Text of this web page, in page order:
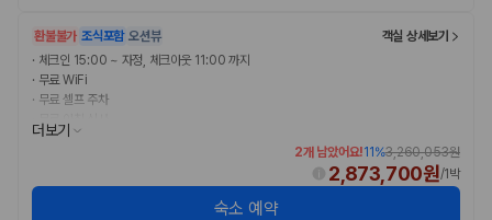
환불불가 조식포함 오션뷰
객실 상세보기
· 체크인 15:00 ~ 자정, 체크아웃 11:00 까지
· 무료 WiFi
· 무료 셀프 주차
무료 아침 식사
더보기
2개 남았어요!11 %3,260,053원
2,873,700원/1박
숙소 예약